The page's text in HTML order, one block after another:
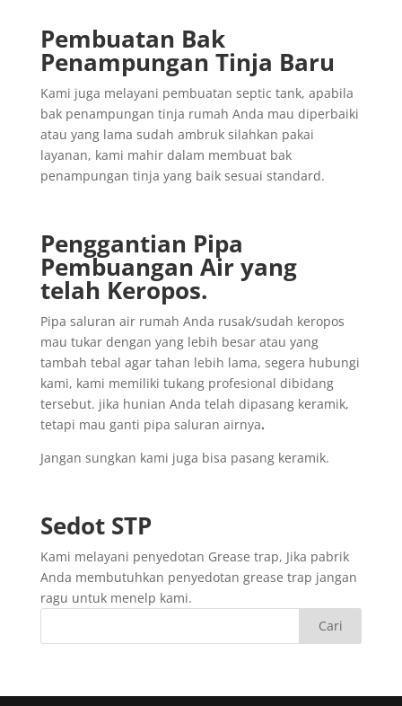
Pembuatan Bak
Penampungan Tinja Baru
Kami juga melayani pembuatan septic tank, apabila
bak penampungan tinja rumah Anda mau diperbaiki
atau yang lama sudah ambruk silahkan pakai
layanan, kami mahir dalam membuat bak
penampungan tinja yang baik sesuai standard.
Penggantian Pipa
Pembuangan Air yang
telah Keropos.
Pipa saluran air rumah Anda rusak/sudah keropos
mau tukar dengan yang lebih besar atau yang
tambah tebal agar tahan lebih lama, segera hubungi
kami, kami memiliki tukang profesional dibidang
tersebut. jika hunian Anda telah dipasang keramik,
tetapi mau ganti pipa saluran airnya.
Jangan sungkan kami juga bisa pasang keramik.
Sedot STP
Kami melayani penyedotan Grease trap, Jika pabrik
Anda membutuhkan penyedotan grease trap jangan
ragu untuk menelp kami.